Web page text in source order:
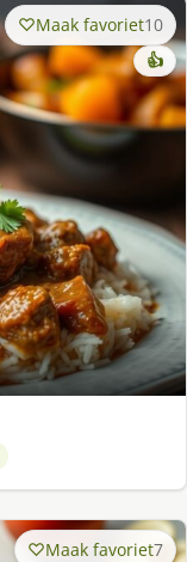
Maak favoriet10
👍
Maak favoriet7